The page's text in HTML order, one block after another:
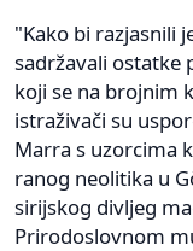
"Kako bi razjasnili
sadržavali ostatke
koji se na brojnim
istraživači su
Marra s uzorcima
ranog neolitika u
sirijskog divljeg
Prirodoslovnom